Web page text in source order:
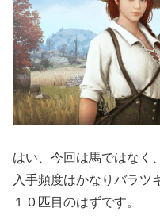
はい、今回は馬ではなく
入手頻度はかなりバラツ
１０匹目のはずです。